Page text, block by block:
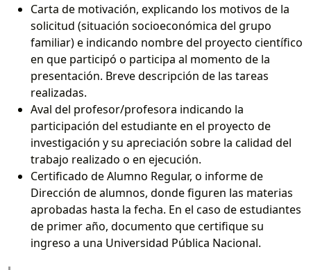
Carta de motivación, explicando los motivos de la
solicitud (situación socioeconómica del grupo
familiar) e indicando nombre del proyecto científico
en que participó o participa al momento de la
presentación. Breve descripción de las tareas
realizadas.
Aval del profesor/profesora indicando la
participación del estudiante en el proyecto de
investigación y su apreciación sobre la calidad del
trabajo realizado o en ejecución.
Certificado de Alumno Regular, o informe de
Dirección de alumnos, donde figuren las materias
aprobadas hasta la fecha. En el caso de estudiantes
de primer año, documento que certifique su
ingreso a una Universidad Pública Nacional.